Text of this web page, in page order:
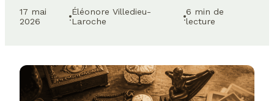
17 mai
2026
·
Éléonore Villedieu-
Laroche
·
6 min de
lecture